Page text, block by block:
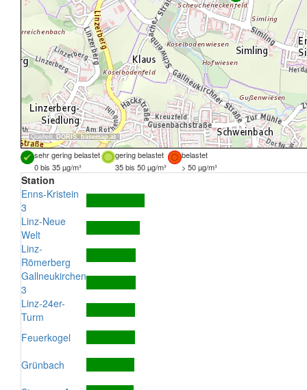
Quellen: DORIS, basemap.at
sehr gering belastet gering belastet
belastet
0 bis 35 µg/m³
35 bis 50 µg/m³ > 50 µg/m³
Station
Enns-Kristein
3
Linz-Neue
Welt
Linz-
Römerberg
Gallneukirchen
3
Linz-24er-
Turm
Feuerkogel
Grünbach